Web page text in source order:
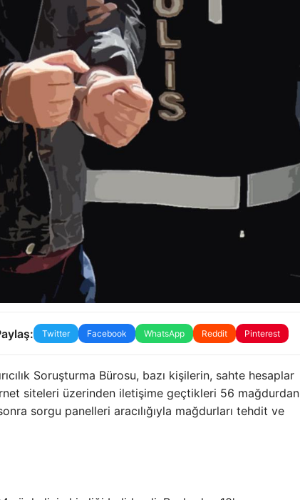
Twitter Facebook WhatsApp Reddit Pinterest
Soruşturma Bürosu, bazı kişilerin, sahte hesaplar
siteleri üzerinden iletişime geçtikleri 56 mağdurdan
sorgu panelleri aracılığıyla mağdurları tehdit ve